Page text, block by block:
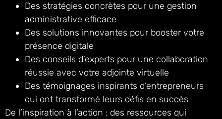
Des stratégies concrètes pour une gestion
administrative efficace
Des solutions innovantes pour booster votre
présence digitale
Des conseils d’experts pour une collaboration
réussie avec votre adjointe virtuelle
Des témoignages inspirants d’entrepreneurs
qui ont transformé leurs défis en succès
De l’inspiration à l’action : des ressources qui